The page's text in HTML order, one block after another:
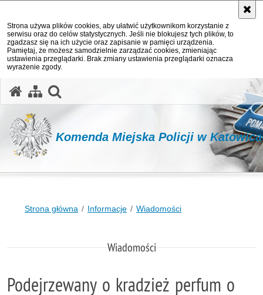
Strona używa plików cookies, aby ułatwić użytkownikom korzystanie z
serwisu oraz do celów statystycznych. Jeśli nie blokujesz tych plików, to
zgadzasz się na ich użycie oraz zapisanie w pamięci urządzenia.
Pamiętaj, że możesz samodzielnie zarządzać cookies, zmieniając
ustawienia przeglądarki. Brak zmiany ustawienia przeglądarki oznacza
wyrażenie zgody.
Komenda Miejska Policji w
Strona główna Informacje Wiadomości
Wiadomości
Podejrzewany o kradzież perfum o